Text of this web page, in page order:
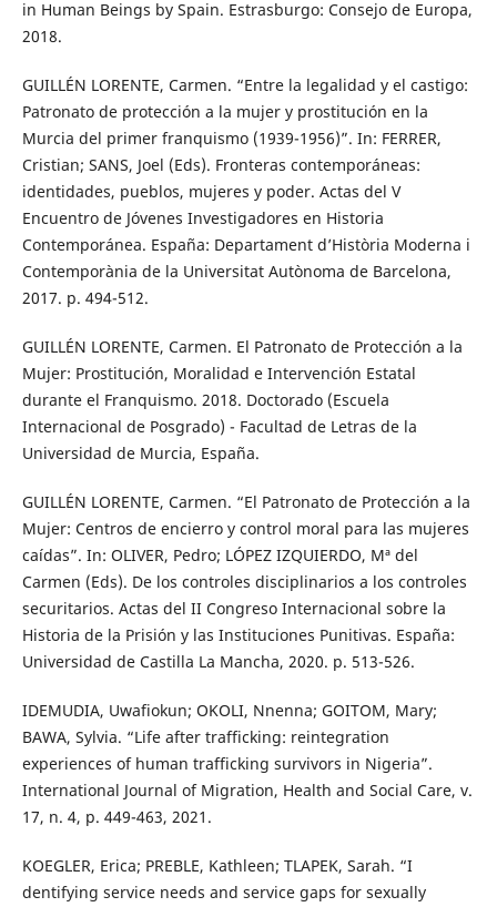
in Human Beings by Spain. Estrasburgo: Consejo de Europa,
2018.
GUILLÉN LORENTE, Carmen. “Entre la legalidad y el castigo:
Patronato de protección a la mujer y prostitución en la
Murcia del primer franquismo (1939-1956)”. In: FERRER,
Cristian; SANS, Joel (Eds). Fronteras contemporáneas:
identidades, pueblos, mujeres y poder. Actas del V
Encuentro de Jóvenes Investigadores en Historia
Contemporánea. España: Departament d’Història Moderna i
Contemporània de la Universitat Autònoma de Barcelona,
2017. p. 494-512.
GUILLÉN LORENTE, Carmen. El Patronato de Protección a la
Mujer: Prostitución, Moralidad e Intervención Estatal
durante el Franquismo. 2018. Doctorado (Escuela
Internacional de Posgrado) - Facultad de Letras de la
Universidad de Murcia, España.
GUILLÉN LORENTE, Carmen. “El Patronato de Protección a la
Mujer: Centros de encierro y control moral para las mujeres
caídas”. In: OLIVER, Pedro; LÓPEZ IZQUIERDO, Mª del
Carmen (Eds). De los controles disciplinarios a los controles
securitarios. Actas del II Congreso Internacional sobre la
Historia de la Prisión y las Instituciones Punitivas. España:
Universidad de Castilla La Mancha, 2020. p. 513-526.
IDEMUDIA, Uwafiokun; OKOLI, Nnenna; GOITOM, Mary;
BAWA, Sylvia. “Life after trafficking: reintegration
experiences of human trafficking survivors in Nigeria”.
International Journal of Migration, Health and Social Care, v.
17, n. 4, p. 449-463, 2021.
KOEGLER, Erica; PREBLE, Kathleen; TLAPEK, Sarah. “I
dentifying service needs and service gaps for sexually